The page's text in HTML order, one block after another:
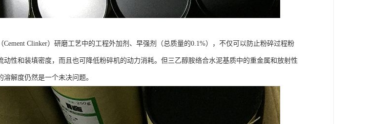
Clinker）研磨工艺中的工程外加剂、早强剂（总质量的0.1%），不仅可以防止粉碎过程粉
动性和装填密度，而且也可降低粉碎机的动力消耗。但三乙醇胺络合水泥基质中的重金属和放射性
解度仍然是一个未决问题。